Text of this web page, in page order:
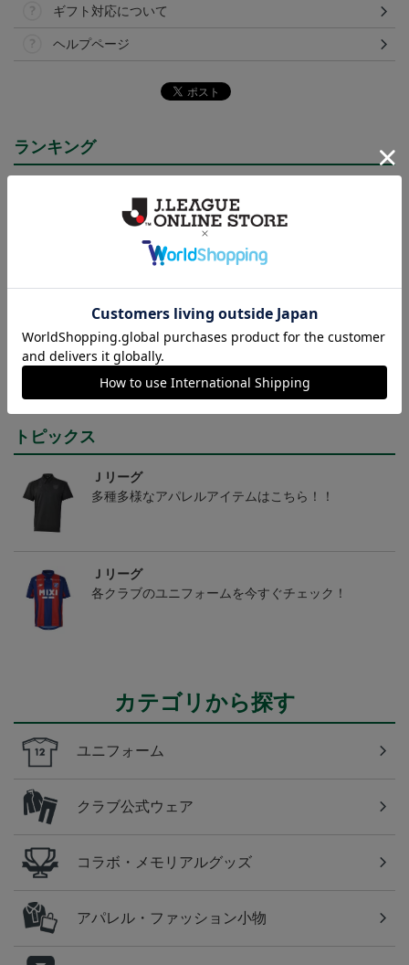
ギフト対応について
ヘルプページ
ランキング
FC岐阜 メガニウム タ
NEW
FC岐阜 メガニウム キ
ーホルダー
1,100円
2026/27 オーセンティッ
クユニフォーム半袖 FP1s
t
13,900円～18,300円
トピックス
Ｊリーグ
多種多様なアパレルアイテムはこちら！！
Ｊリーグ
各クラブのユニフォームを今すぐチェック！
カテゴリから探す
ユニフォーム
クラブ公式ウェア
コラボ・メモリアルグッズ
アパレル・ファッション小物